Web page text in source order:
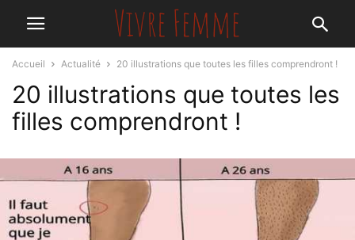
Accueil Actualité 20 illustrations que toutes les filles comprendront !
20 illustrations que toutes les
filles comprendront !